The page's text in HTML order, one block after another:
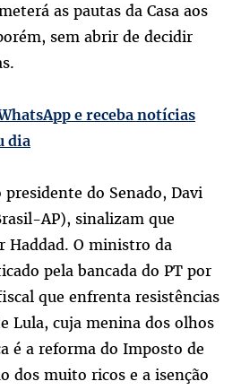
as pautas da Casa aos
sem abrir de decidir
e receba notícias
dia
do Senado, Davi
AP), sinalizam que
Haddad. O ministro da
pela bancada do PT por
que enfrenta resistências
Lula, cuja menina dos olhos
é a reforma do Imposto de
dos muito ricos e a isenção